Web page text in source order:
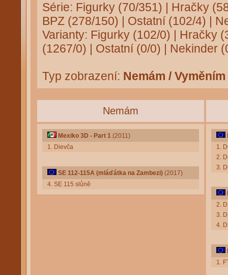
Série: Figurky (70/351) | Hračky
BPZ (278/150) | Ostatní (102/4) |
Varianty: Figurky (102/0) | Hračky
(1267/0) | Ostatní (0/0) | Nekinder
Typ zobrazení: Nemám / Vyměním
Nemám
Mexiko 3D - Part 1 (2011)
1. Dievča
SE 112-115A (mláďátka na Zambezi) (2017)
4. SE 115 slůně
1.
2.
3.
2.
3.
4.
1.